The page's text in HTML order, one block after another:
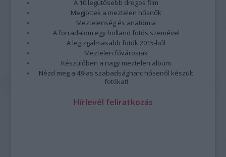
A 10 legütősebb drogos film
Megjöttek a meztelen hősnők
Meztelenség és anatómia
A forradalom egy holland fotós szemével
A legizgalmasabb fotók 2015-ből
Meztelen fővárosiak
Készülőben a nagy meztelen album
Nézd meg a 48-as szabadságharc hőseiről készült
fotókat!
Hírlevél feliratkozás